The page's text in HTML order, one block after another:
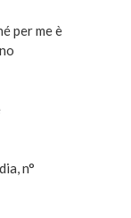
per me è
n°